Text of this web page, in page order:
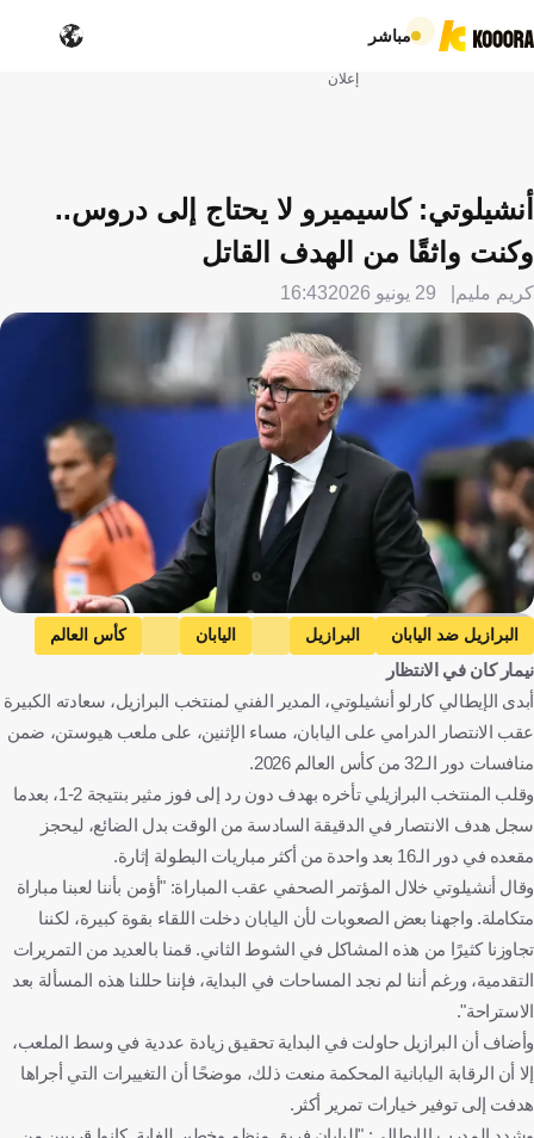
مباشر
إعلان
أنشيلوتي: كاسيميرو لا يحتاج إلى دروس..
وكنت واثقًا من الهدف القاتل
كريم مليم 29 يونيو 2026 16:43
Getty Images
البرازيل ضد اليابان البرازيل اليابان
كأس العالم
البرازيل ضد النرويج
البرازيل
اليابان الولايات المتحدة إيطاليا كرة قدم
نيمار كان في الانتظار
أبدى الإيطالي كارلو أنشيلوتي، المدير الفني لمنتخب البرازيل، سعادته الكبيرة
عقب الانتصار الدرامي على اليابان، مساء الإثنين، على ملعب هيوستن، ضمن
منافسات دور الـ32 من كأس العالم 2026.
وقلب المنتخب البرازيلي تأخره بهدف دون رد إلى فوز مثير بنتيجة 2-1، بعدما
سجل هدف الانتصار في الدقيقة السادسة من الوقت بدل الضائع، ليحجز
مقعده في دور الـ16 بعد واحدة من أكثر مباريات البطولة إثارة.
وقال أنشيلوتي خلال المؤتمر الصحفي عقب المباراة: "أؤمن بأننا لعبنا مباراة
متكاملة. واجهنا بعض الصعوبات لأن اليابان دخلت اللقاء بقوة كبيرة، لكننا
تجاوزنا كثيرًا من هذه المشاكل في الشوط الثاني. قمنا بالعديد من التمريرات
التقدمية، ورغم أننا لم نجد المساحات في البداية، فإننا حللنا هذه المسألة بعد
الاستراحة".
وأضاف أن البرازيل حاولت في البداية تحقيق زيادة عددية في وسط الملعب،
إلا أن الرقابة اليابانية المحكمة منعت ذلك، موضحًا أن التغييرات التي أجراها
هدفت إلى توفير خيارات تمرير أكثر.